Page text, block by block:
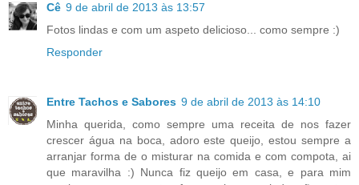
Cê 9 de abril de 2013 às 13:57
Fotos lindas e com um aspeto delicioso... como sempre :)
Responder
Entre Tachos e Sabores 9 de abril de 2013 às 14:10
Minha querida, como sempre uma receita de nos fazer
crescer água na boca, adoro este queijo, estou sempre a
arranjar forma de o misturar na comida e com compota, ai
que maravilha :) Nunca fiz queijo em casa, e para mim